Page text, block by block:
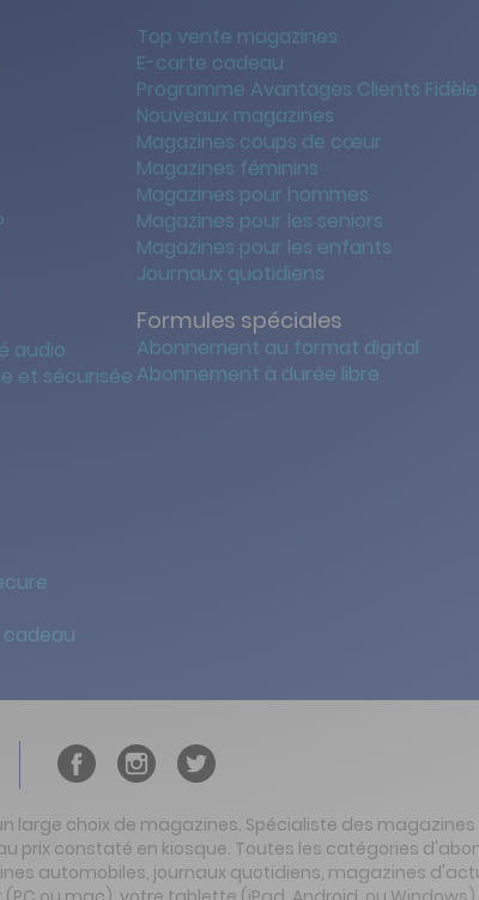
audio
et sécurisée
Top vente magazines
E-carte cadeau
Programme Avantages Clients
Nouveaux magazines
Magazines coups de cœur
Magazines féminins
Magazines pour hommes
Magazines pour les seniors
Magazines pour les enfants
Journaux quotidiens
Formules spéciales
Abonnement au format digital
Abonnement à durée libre
large choix de magazines. Spécialiste des magazines
prix constaté en kiosque. Toutes les catégories
automobiles, journaux quotidiens, magazines